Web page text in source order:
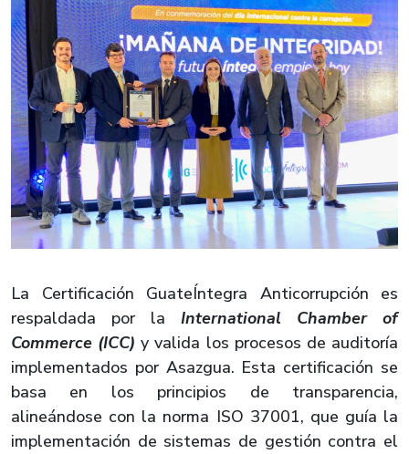
La Certificación GuateÍntegra Anticorrupción es
respaldada por la International Chamber of
Commerce (ICC) y valida los procesos de auditoría
implementados por Asazgua. Esta certificación se
basa en los principios de transparencia,
alineándose con la norma ISO 37001, que guía la
implementación de sistemas de gestión contra el